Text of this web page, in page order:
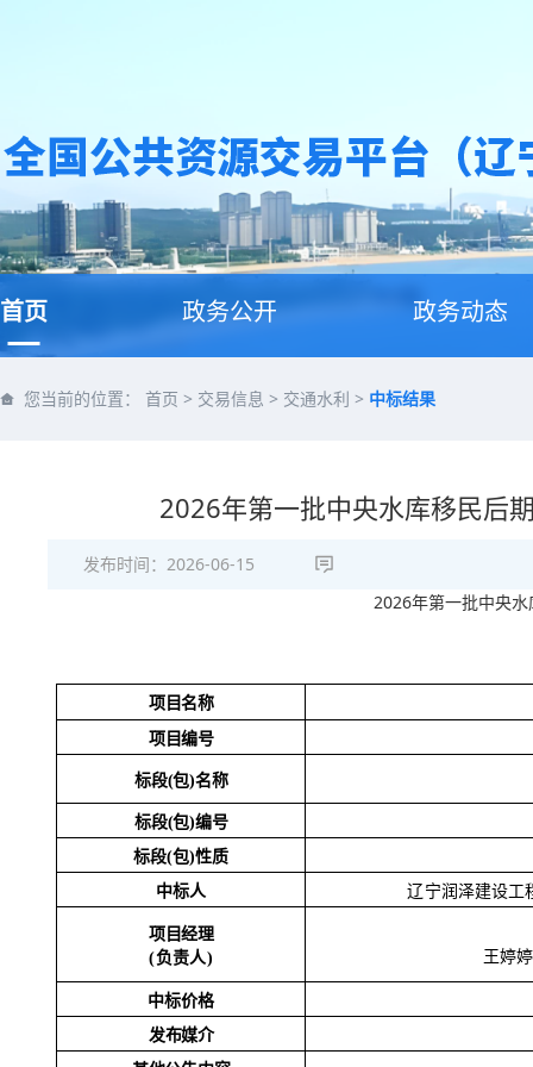
首页 政务公开 政务动态
您当前的位置： 首页 > 交易信息 > 交通水利 > 中标结果
2026年第一批中央水库移民后
发布时间： 2026-06-15
2026年第一批中央
项目名称
项目编号
标段(包)名称
标段(包)编号
标段(包)性质
中标人
辽宁润泽建设工
项目经理
(负责人)
王婷婷
中标价格
发布媒介